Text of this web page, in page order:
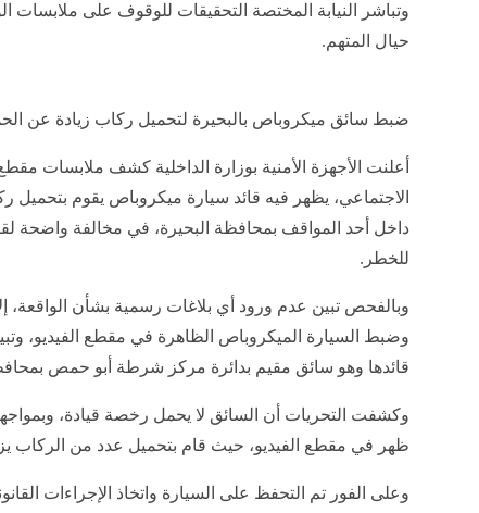
وتباشر النيابة المختصة التحقيقات للوقوف على ملابسات
حيال المتهم.
ضبط سائق ميكروباص بالبحيرة لتحميل ركاب زيادة عن
أعلنت الأجهزة الأمنية بوزارة الداخلية كشف ملابسات
الاجتماعي، يظهر فيه قائد سيارة ميكروباص يقوم بتحميل
داخل أحد المواقف بمحافظة البحيرة، في مخالفة واضحة
للخطر.
وبالفحص تبين عدم ورود أي بلاغات رسمية بشأن الواقعة،
وضبط السيارة الميكروباص الظاهرة في مقطع الفيديو،
قائدها وهو سائق مقيم بدائرة مركز شرطة أبو حمص
وكشفت التحريات أن السائق لا يحمل رخصة قيادة،
ظهر في مقطع الفيديو، حيث قام بتحميل عدد من الركاب
وعلى الفور تم التحفظ على السيارة واتخاذ الإجراءات